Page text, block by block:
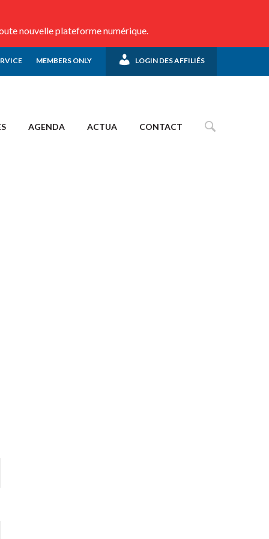
nouvelle plateforme numérique.
MEMBERS ONLY LOGIN DES AFFILIÉS
AGENDA ACTUA CONTACT